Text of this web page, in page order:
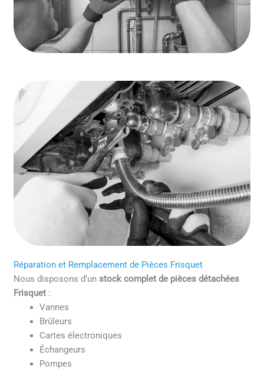
Réparation et Remplacement de Pièces Frisquet
Nous disposons d’unstock complet de pièces détachées
Frisquet :
Vannes
Brûleurs
Cartes électroniques
Échangeurs
Pompes